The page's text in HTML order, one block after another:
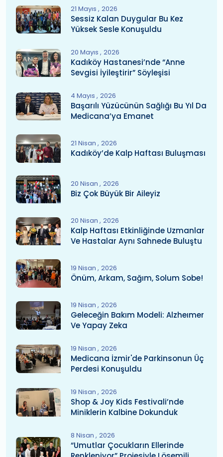
21 Mayıs 2026
Sessiz Kalan Duygular Bu Kez
Yüksek Sesle Konuşuldu
20 Mayıs 2026
Kadıköy Hastanesi’nde “Anne
Sevgisi İyileştirir” Söyleşisi
4 Mayıs 2026
Başarılı Yüzücünün Sağlığı Bu Yıl Da
Medicana’ya Emanet
21 Nisan 2026
Kadıköy’de Kalp Haftası Buluşması
20 Nisan 2026
Biz Çok Büyük Bir Aileyiz
20 Nisan 2026
Kalp Haftası Etkinliğinde Uzmanlar
Ve Hastalar Aynı Sahnede Buluştu
19 Nisan 2026
Önüm, Arkam, Sağım, Solum Sobe!
19 Nisan 2026
Geleceğin Bakım Modeli: Alzheımer
Ve Yapay Zeka
19 Nisan 2026
Medicana İzmir'de Parkinsonun Üç
Perdesi Konuşuldu
19 Nisan 2026
Shop & Joy Kids Festivali’nde
Miniklerin Kalbine Dokunduk
8 Nisan 2026
“Umutlar Çocukların Ellerinde